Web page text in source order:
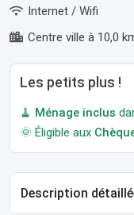
Internet / Wifi
Centre ville à 10,0
Les petits plus !
🧹 Ménage inclus
🌞 Éligible aux
Description